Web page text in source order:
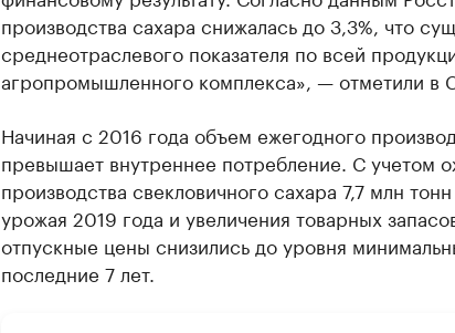
производства сахара снижалась до 3,3%, что
среднеотраслевого показателя по всей
агропромышленного комплекса», — отметили в
Начиная с 2016 года объем ежегодного
превышает внутреннее потребление. С учетом
производства свекловичного сахара 7,7 млн
урожая 2019 года и увеличения товарных
отпускные цены снизились до уровня
последние 7 лет.